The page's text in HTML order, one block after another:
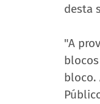
desta
"A
bloco.